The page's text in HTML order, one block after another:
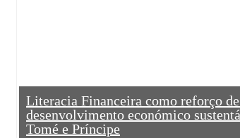
Literacia Financeira como reforço de
desenvolvimento económico
Tomé e Príncipe